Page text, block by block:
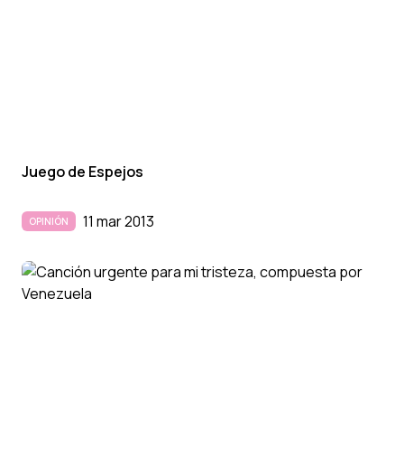
Juego de Espejos
OPINIÓN 11 mar 2013